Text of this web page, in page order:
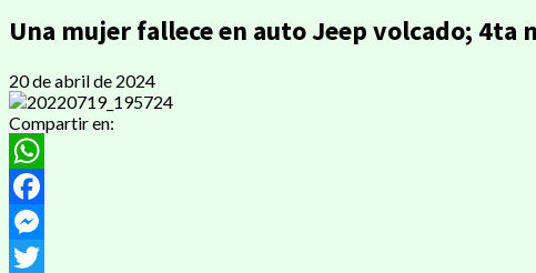
Una mujer fallece en auto Jeep volcado; 4ta
20 de abril de 2024
Compartir en:
WhatsApp
Facebook
Messenger